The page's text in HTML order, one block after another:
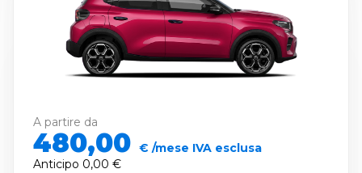
A partire da
480,00 € /mese IVA esclusa
Anticipo 0,00 €